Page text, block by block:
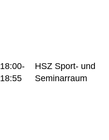
18:00-
18:55
HSZ Sport- und
Seminarraum